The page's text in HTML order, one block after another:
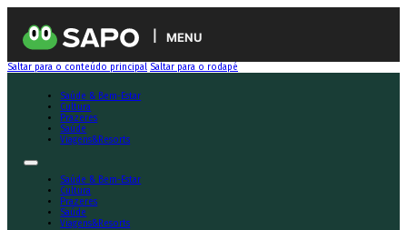
MENU
Saltar para o conteúdo principal Saltar para o rodapé
Saúde & Bem-Estar
Cultura
Prazeres
Saúde
Viagens&Resorts
Saúde & Bem-Estar
Cultura
Prazeres
Saúde
Viagens&Resorts